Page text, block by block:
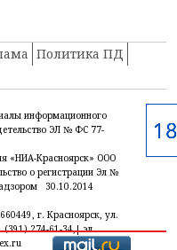
Политика ПД
информационного
ЭЛ № ФС 77-
«НИА-Красноярск» ООО
о регистрации Эл №
30.10.2014
г. Красноярск, ул.
(391) 274-61-34,| эл.